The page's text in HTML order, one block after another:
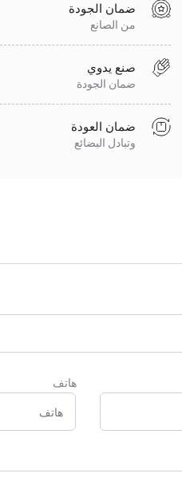
ضمان الجودة
من الصانع
صنع يدوي
ضمان الجودة
ضمان العودة
وتبادل البضائع
هاتف